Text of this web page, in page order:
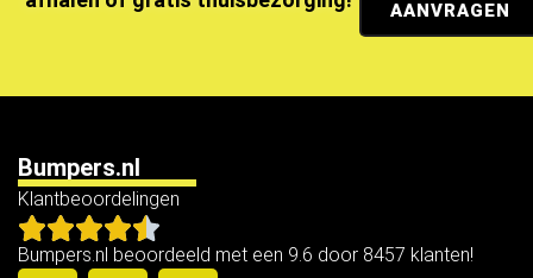
AANVRAGEN
Bumpers.nl
Klantbeoordelingen
Bumpers.nl beoordeeld met een 9.6 door 8457 klanten!